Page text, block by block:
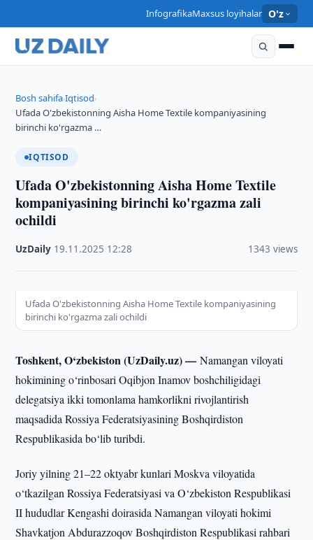
InfografikaMaxsus loyihalar O'z
Bosh sahifa›Iqtisod›
Ufada O'zbekistonning Aisha Home Textile kompaniyasining
birinchi ko'rgazma …
IQTISOD
Ufada O'zbekistonning Aisha Home Textile
kompaniyasining birinchi ko'rgazma zali
ochildi
UzDaily 19.11.2025 12:28 1343 views
Ufada O'zbekistonning Aisha Home Textile kompaniyasining
birinchi ko'rgazma zali ochildi
Toshkent, O‘zbekiston (UzDaily.uz) —Namangan viloyati
hokimining o‘rinbosari Oqibjon Inamov boshchiligidagi
delegatsiya ikki tomonlama hamkorlikni rivojlantirish
maqsadida Rossiya Federatsiyasining Boshqirdiston
Respublikasida bo‘lib turibdi.
Joriy yilning 21–22 oktyabr kunlari Moskva viloyatida
o‘tkazilgan Rossiya Federatsiyasi va O‘zbekiston Respublikasi
II hududlar Kengashi doirasida Namangan viloyati hokimi
Shavkatjon Abdurazzoqov Boshqirdiston Respublikasi rahbari